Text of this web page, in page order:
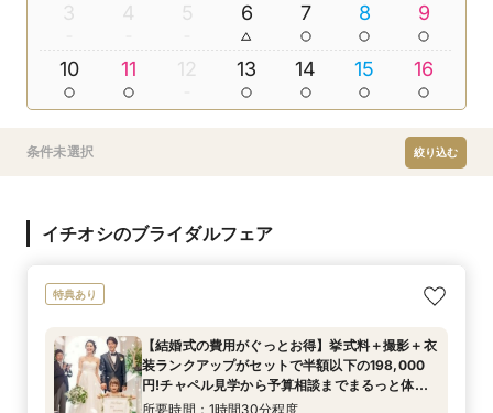
3 4 5 6 7 8 9
10 11 12 13 14 15 16
条件未選択 絞り込む
イチオシのブライダルフェア
特典あり
【結婚式の費用がぐっとお得】挙式料＋撮影＋衣
装ランクアップがセットで半額以下の198,000
円!チャペル見学から予算相談までまるっと体験
BIGフェア
所要時間：1時間30分程度